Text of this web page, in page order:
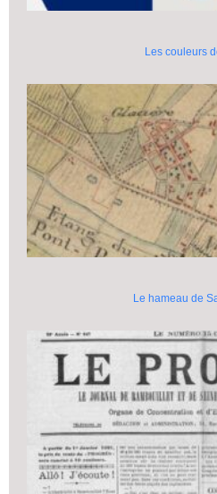
Les couleurs
Le hameau de